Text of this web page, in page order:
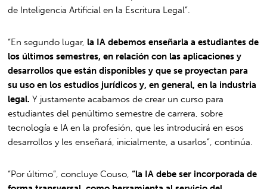
de Inteligencia Artificial en la Escritura Legal”.
“En segundo lugar, la IA debemos enseñarla a estudiantes de
los últimos semestres, en relación con las aplicaciones y
desarrollos que están disponibles y que se proyectan para
su uso en los estudios jurídicos y, en general, en la industria
legal. Y justamente acabamos de crear un curso para
estudiantes del penúltimo semestre de carrera, sobre
tecnología e IA en la profesión, que les introducirá en esos
desarrollos y les enseñará, inicialmente, a usarlos”, continúa.
“Por último”, concluye Couso, “la IA debe ser incorporada de